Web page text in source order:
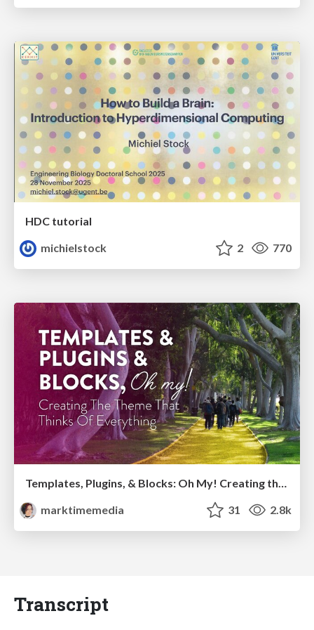
HDC tutorial
michielstock
2 770
marktimemedia
31 2.8k
Transcript